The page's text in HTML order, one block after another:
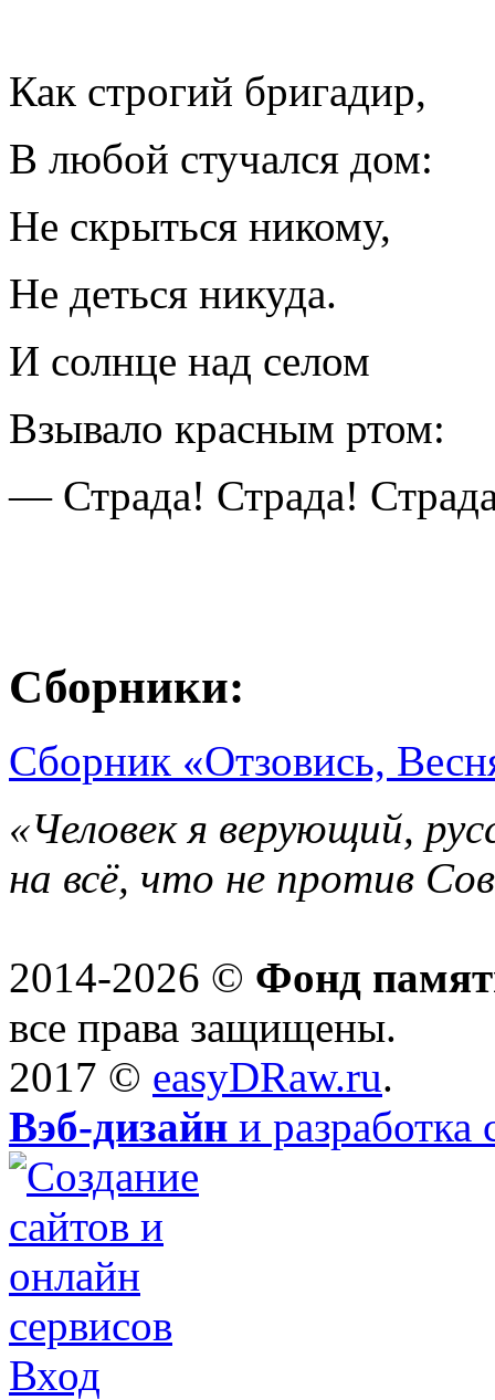
Как строгий бригадир,
В любой стучался дом:
Не скрыться никому,
Не деться никуда.
И солнце над селом
Взывало красным ртом:
— Страда! Страда!
Сборники:
Сборник «Отзовись,
«Человек я верующий,
на всё, что не против
2014-2026 © Фонд
все права защищены.
2017 © easyDRaw.ru.
Вэб-дизайн и разработка
Вход